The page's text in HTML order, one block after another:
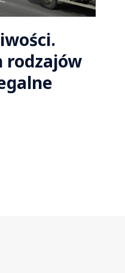
rodzajów